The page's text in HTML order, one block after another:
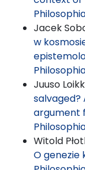
Jacek
w
Juuso
argument
Witold
O genezie